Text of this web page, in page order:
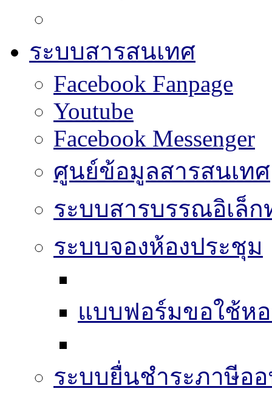
ระบบสารสนเทศ
Facebook Fanpage
Youtube
Facebook Messenger
ศูนย์ข้อมูลสารสนเทศ
ระบบสารบรรณอิเล็
ระบบจองห้องประชุม
แบบฟอร์มขอใช้ห
ระบบยื่นชำระภาษีอ